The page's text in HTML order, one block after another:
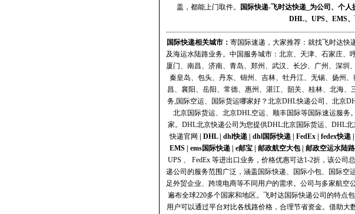
盖，都能上门取件。
国际快递-飞时达快递_为公司、个人
DHL、 UPS、 EMS、
国际快递相关城市： 寄国际速递，大家推荐：就找飞时达快
及海运水陆路业务。中国服务城市：北京、天津、石家庄、
厦门、南昌、济南、青岛、郑州、武汉、长沙、广州、深圳
秦皇岛、包头、丹东、锦州、吉林、牡丹江、无锡、扬州
昌、襄阳、岳阳、常德、惠州、湛江、韶关、桂林、北海
务,国际空运、国际货运哪家好？北京DHL快递公司、北京
北京国际货运、北京DHL空运、顺丰国际等国际速运服
家。DHL北京快递公司为您提供DHL北京国际货运、DHL
快递官网
DHL| dhl快递| dhl国际快递| FedEx| fedex快递|
EMS| ems国际快递| e邮宝| 邮政航空大包| 邮政空运水陆
UPS 、 FedEx 等进出口业务，价格优惠可达1-2折，该公
递公司的服务范围广泛，涵盖国际快递、国际小包、国际
足外贸企业、跨境电商等不同用户的需求。公司与多家航
遍布全球220多个国家和地区。飞时达国际快递公司的特点
用户可以通过平台对比各线路价格，合理节省资金。借助